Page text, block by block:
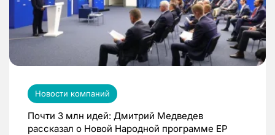
Новости компаний
Почти 3 млн идей: Дмитрий Медведев
рассказал о Новой Народной программе ЕР